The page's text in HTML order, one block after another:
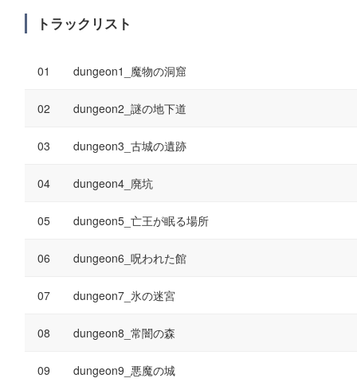
トラックリスト
dungeon1_魔物の洞窟
dungeon2_謎の地下道
dungeon3_古城の遺跡
dungeon4_廃坑
dungeon5_亡王が眠る場所
dungeon6_呪われた館
dungeon7_氷の迷宮
dungeon8_常闇の森
dungeon9_悪魔の城